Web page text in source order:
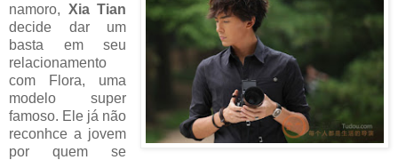
namoro, Xia Tian
decide dar um
basta em seu
relacionamento
com Flora, uma
modelo super
famoso. Ele já não
reconhce a jovem
por quem se